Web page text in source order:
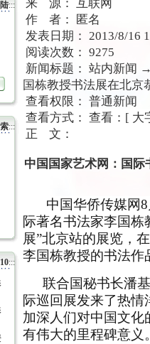
:::
:::
:::
来 源： 互联网
作 者： 匿名
发表日期： 2013/8/16
阅读次数： 9275
新闻标题： 站内新闻
国栋教授书法展在北京
查看权限： 普通新闻
查看方式： 查看：[ 大
正 文：
中国国家艺术网：国
中国华侨传媒网
际著名书法家李国栋
展”北京站的展览，
李国栋教授的书法作
联合国秘书长潘
际巡回展发来了热
加深人们对中国文
有伟大的里程碑意义